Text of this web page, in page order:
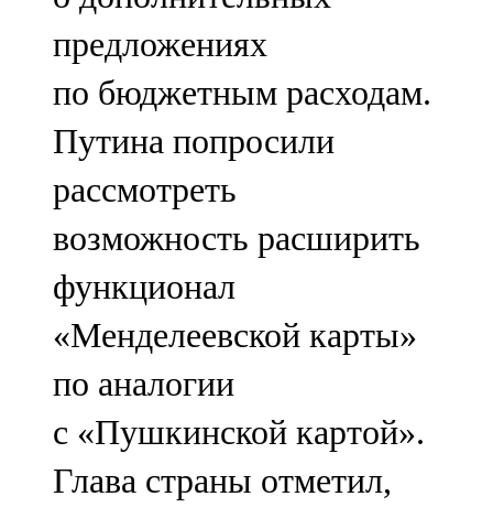
91,0 FM
Шәмәрдән
102,3 FM
Яңа чишмә
107,0 FM
Яр Чаллы
105,5 FM
предложениях
по бюджетным расходам.
Путина попросили
рассмотреть
возможность расширить
функционал
«Менделеевской карты»
по аналогии
с «Пушкинской картой».
Глава страны отметил,